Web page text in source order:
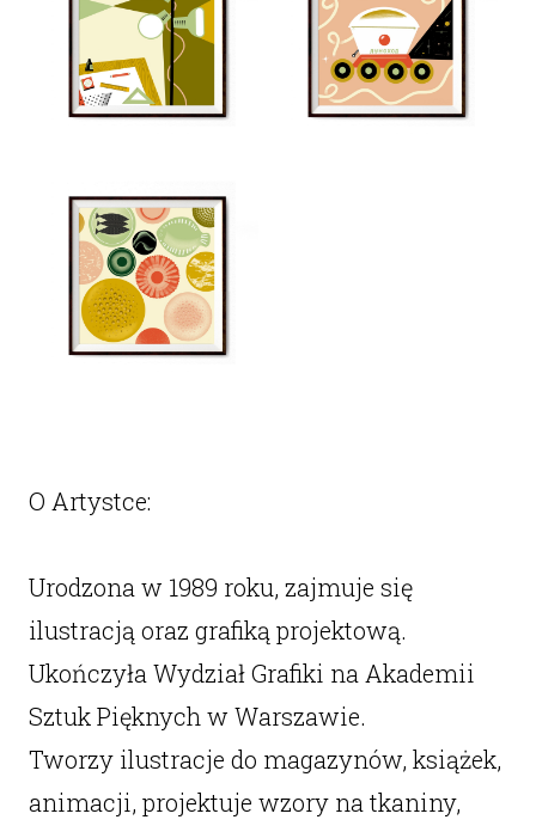
O Artystce:
Urodzona w 1989 roku, zajmuje się
ilustracją oraz grafiką projektową.
Ukończyła Wydział Grafiki na Akademii
Sztuk Pięknych w Warszawie.
Tworzy ilustracje do magazynów, książek,
animacji, projektuje wzory na tkaniny,